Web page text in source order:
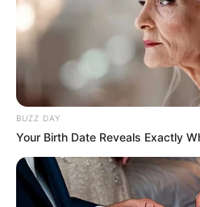
Facebook
Twitter
BUZZ DAY
Your Birth Date Reveals Exactly